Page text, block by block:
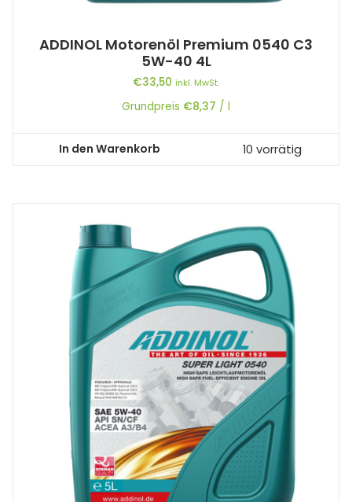
ADDINOL Motorenöl Premium 0540 C3
5W-40 4L
€33,50 inkl. MwSt.
Grundpreis €8,37 / l
In den Warenkorb 10 vorrätig